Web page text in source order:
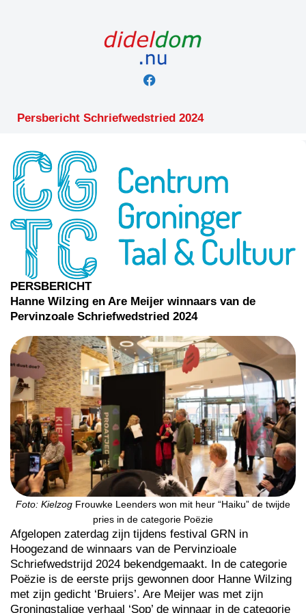
Persbericht Schriefwedstried 2024
PERSBERICHT
Hanne Wilzing en Are Meijer winnaars van de
Pervinzoale Schriefwedstried 2024
Foto: Kielzog Frouwke Leenders won mit heur “Haiku” de twijde
pries in de categorie Poëzie
Afgelopen zaterdag zijn tijdens festival GRN in
Hoogezand de winnaars van de Pervinzioale
Schriefwedstrijd 2024 bekendgemaakt. In de categorie
Poëzie is de eerste prijs gewonnen door Hanne Wilzing
met zijn gedicht ‘Bruiers’. Are Meijer was met zijn
Groningstalige verhaal ‘Sop’ de winnaar in de categorie